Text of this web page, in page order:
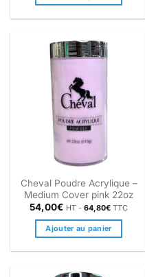
Cheval Poudre Acrylique –
Medium Cover pink 22oz
54,00€ HT - 64,80€ TTC
Ajouter au panier